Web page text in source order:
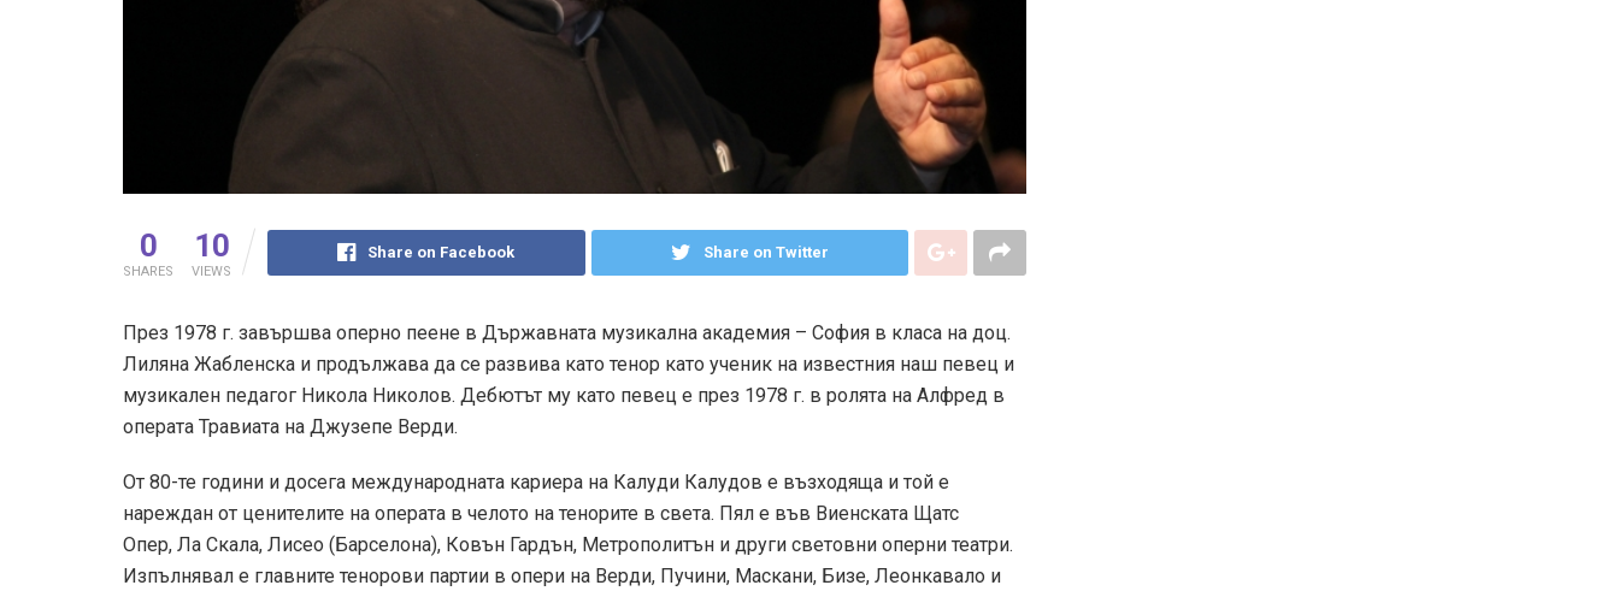
0
SHARES
10
VIEWS
Share on Facebook Share on Twitter
През 1978 г. завършва оперно пеене в Държавната музикална академия – София в класа на доц.
Лиляна Жабленска и продължава да се развива като тенор като ученик на известния наш певец и
музикален педагог Никола Николов. Дебютът му като певец е през 1978 г. в ролята на Алфред в
операта Травиата на Джузепе Верди.
От 80-те години и досега международната кариера на Калуди Калудов е възходяща и той е
нареждан от ценителите на операта в челото на тенорите в света. Пял е във Виенската Щатс
Опер, Ла Скала, Лисео (Барселона), Ковън Гардън, Метрополитън и други световни оперни театри.
Изпълнявал е главните тенорови партии в опери на Верди, Пучини, Маскани, Бизе, Леонкавало и